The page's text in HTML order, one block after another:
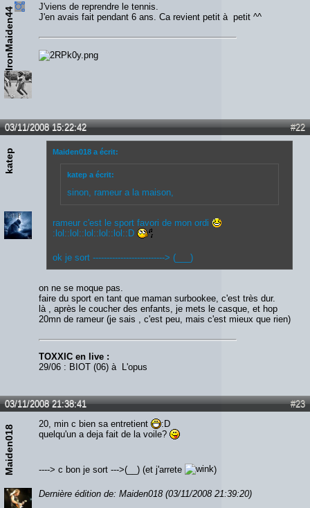
IronMaiden44
J'viens de reprendre le tennis.
J'en avais fait pendant 6 ans. Ca revient petit à petit ^^
#22
03/11/2008 15:22:42
katep Maiden018 a écrit:
katep a écrit:
sinon, rameur a la maison,
rameur c'est le sport favori de mon ordi
:lol::lol::lol::lol::lol::D
ok je sort --------------------------> (___)
on ne se moque pas.
faire du sport en tant que maman surbookee, c'est très dur.
là , après le coucher des enfants, je mets le casque, et hop
20mn de rameur (je sais , c'est peu, mais c'est mieux que rien)
TOXXIC en live :
29/06 : BIOT (06) à L'opus
#23
03/11/2008 21:38:41
Maiden018
20, min c bien sa entretient
:D
quelqu'un a deja fait de la voile?
----> c bon je sort --->(__) (et j'arrete )
Dernière édition de: Maiden018 (03/11/2008 21:39:20)